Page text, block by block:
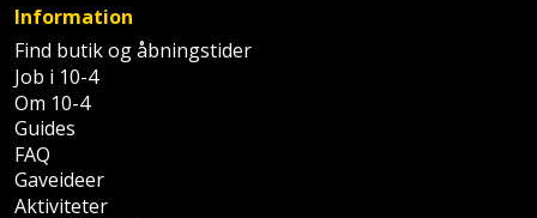
Hardieplank
brædder
Hemsestige
Isolering
Glasskærer
Hæftepistol
og
-
hammer
Bore-
og
skruemaskine
Borehammer
tilbehør
Pælebor
Plæneklipper
Plæneklipper
Damprengøring
Dørmåtte
Dørrist
Drivhus
Information
Find butik og åbningstider
Job i 10-4
Om 10-4
Guides
FAQ
Gaveideer
Aktiviteter